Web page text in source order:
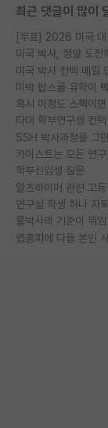
최근 댓글이 많이
미국 박사, 정말 도전
미국 박사 컨택 메일
미박 탑스쿨 유학이
혹시 이정도 스펙이
타대 학부연구생 컨
카이스트는 모든 연
학부신입생 질문
알츠하이머 관련 고
연구실 학생 하나 자
물박사의 기준이 뭐
랩홈피에 다들 본인